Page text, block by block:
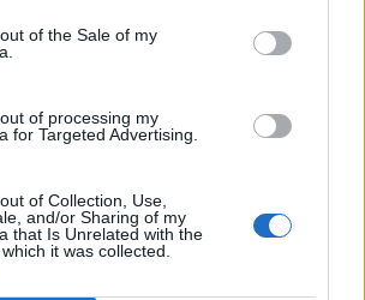
of the Sale of my
of processing my
for Targeted Advertising.
of Collection, Use,
and/or Sharing of my
that Is Unrelated with the
it was collected.
στο Instagram.
made in a combination of classic black